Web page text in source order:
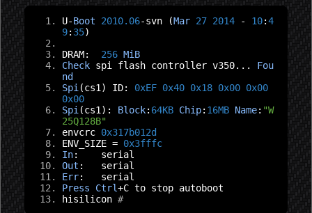
U-Boot 2010.06-svn (Mar 27 2014 - 10:4
9: 35)
DRAM: 256 MiB
Check spi flash controller v350...
Fou
nd
Spi (cs1 ) ID: 0xEF 0x40 0x18 0x00 0x00
0x00
Spi (cs1 ): Block: 64KB Chip: 16MB Name: "W
25Q128B"
envcrc 0x317b012d
ENV_SIZE = 0x3fffc
In:
    serial
Out :
   serial
Err:
   serial
Press
Ctrl+C to stop autoboot
hisilicon #